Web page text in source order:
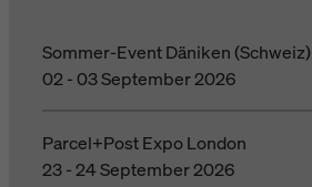
Sommer-Event Däniken (Schweiz)
02 - 03 September 2026
Parcel+Post Expo London
23 - 24 September 2026